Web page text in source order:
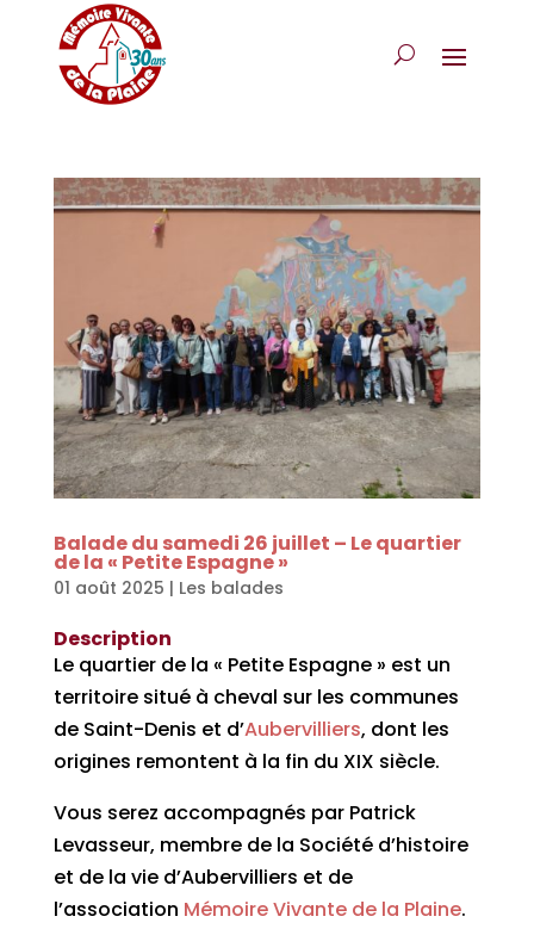
Balade du samedi 26 juillet – Le quartier
de la « Petite Espagne »
01 août 2025 | Les balades
Description
Le quartier de la « Petite Espagne » est un
territoire situé à cheval sur les communes
de Saint-Denis et d’Aubervilliers, dont les
origines remontent à la fin du XIX siècle.
Vous serez accompagnés par Patrick
Levasseur, membre de la Société d’histoire
et de la vie d’Aubervilliers et de
l’association Mémoire Vivante de la Plaine.